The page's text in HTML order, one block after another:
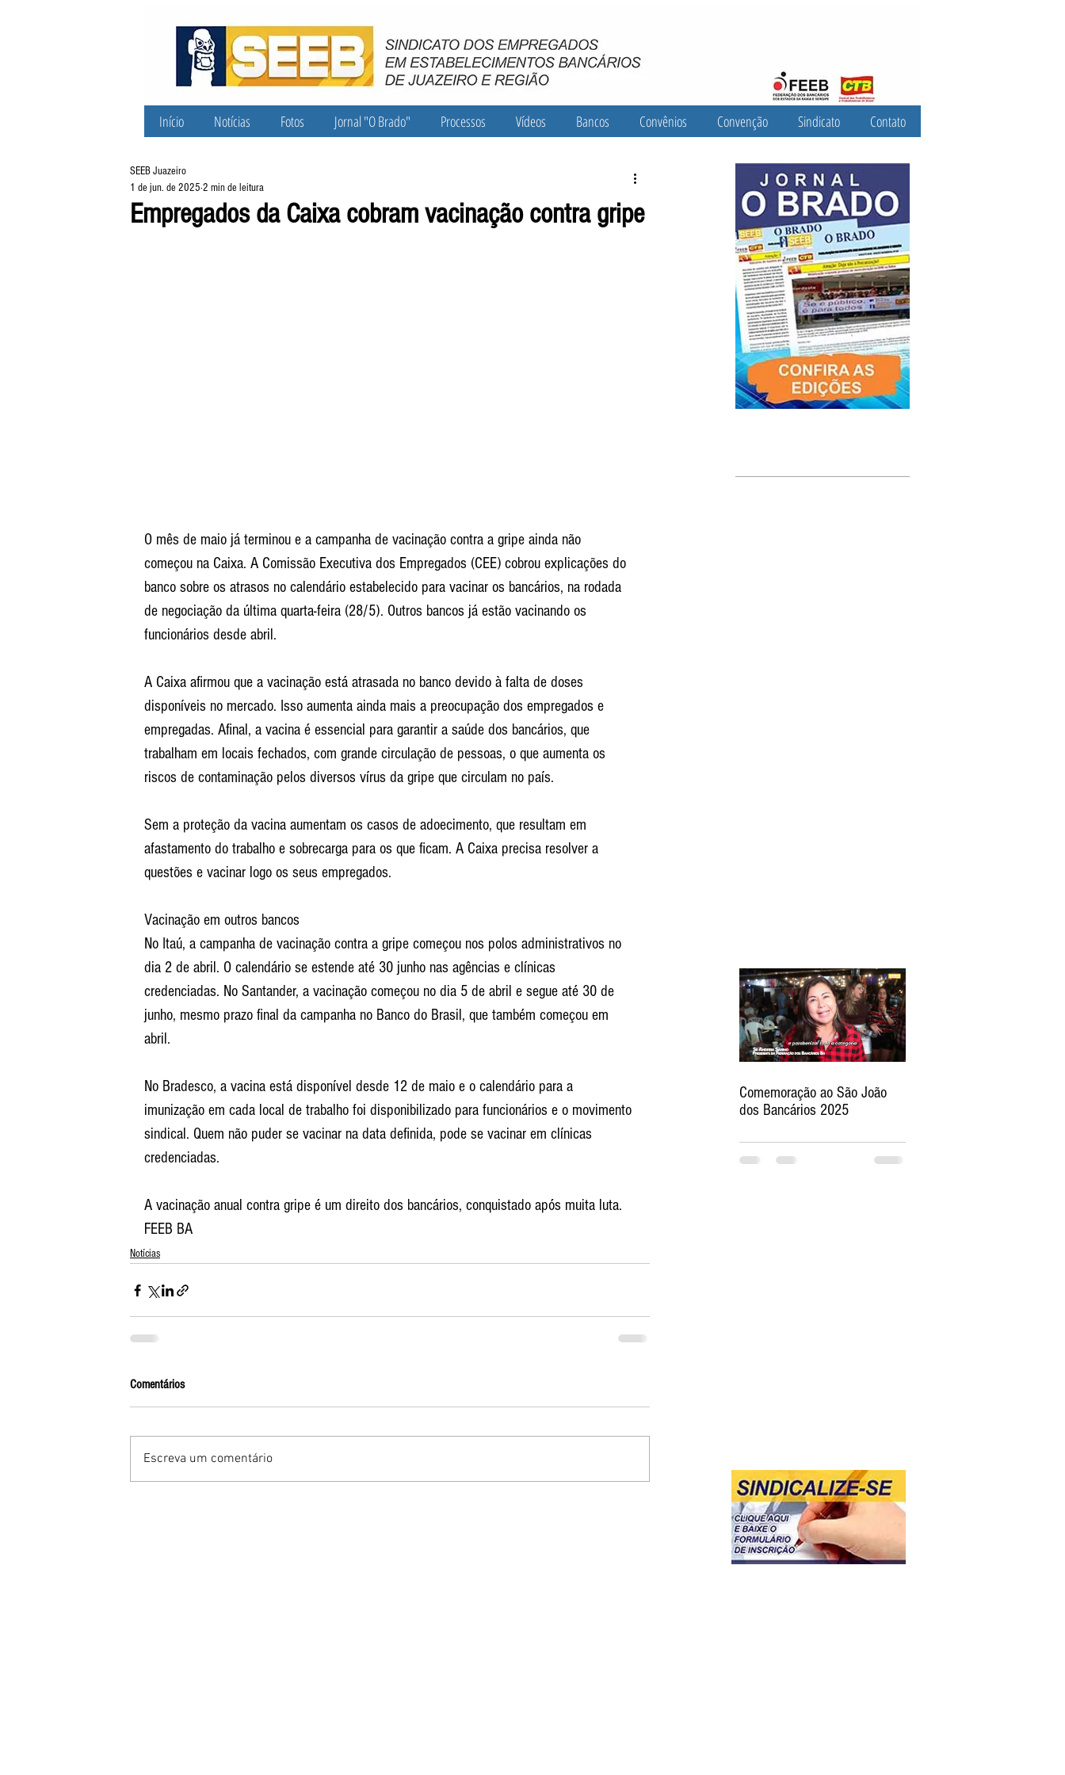
Início Notícias Fotos Jornal "O Brado" Processos Vídeos Bancos Convênios Convenção Sindicato Contato
Empregados da Caixa cobram vacinação contra gripe
SEEB Juazeiro
1 de jun. de 2025 2 min de leitura
O mês de maio já terminou e a campanha de vacinação contra a gripe ainda não
começou na Caixa. A Comissão Executiva dos Empregados (CEE) cobrou explicações do
banco sobre os atrasos no calendário estabelecido para vacinar os bancários, na rodada
de negociação da última quarta-feira (28/5). Outros bancos já estão vacinando os
funcionários desde abril.
A Caixa afirmou que a vacinação está atrasada no banco devido à falta de doses
disponíveis no mercado. Isso aumenta ainda mais a preocupação dos empregados e
empregadas. Afinal, a vacina é essencial para garantir a saúde dos bancários, que
trabalham em locais fechados, com grande circulação de pessoas, o que aumenta os
riscos de contaminação pelos diversos vírus da gripe que circulam no país.
Sem a proteção da vacina aumentam os casos de adoecimento, que resultam em
afastamento do trabalho e sobrecarga para os que ficam. A Caixa precisa resolver a
questões e vacinar logo os seus empregados.
Vacinação em outros bancos
No Itaú, a campanha de vacinação contra a gripe começou nos polos administrativos no
dia 2 de abril. O calendário se estende até 30 junho nas agências e clínicas
credenciadas. No Santander, a vacinação começou no dia 5 de abril e segue até 30 de
junho, mesmo prazo final da campanha no Banco do Brasil, que também começou em
abril.
No Bradesco, a vacina está disponível desde 12 de maio e o calendário para a
imunização em cada local de trabalho foi disponibilizado para funcionários e o movimento
sindical. Quem não puder se vacinar na data definida, pode se vacinar em clínicas
credenciadas.
A vacinação anual contra gripe é um direito dos bancários, conquistado após muita luta.
FEEB BA
Notícias
Comentários
Escreva um comentário
Comemoração ao São João
dos Bancários 2025